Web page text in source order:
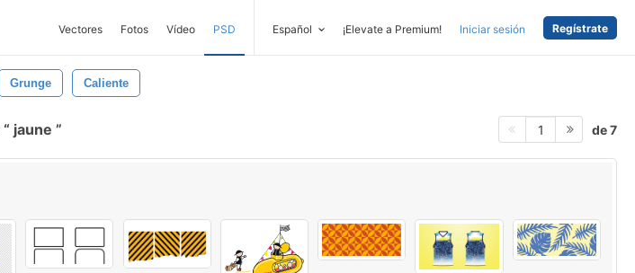
Vectores Fotos Vídeo PSD Español ¡Elevate a Premium! Iniciar sesión Regístrate
Grunge Caliente
jaune 1 de 7